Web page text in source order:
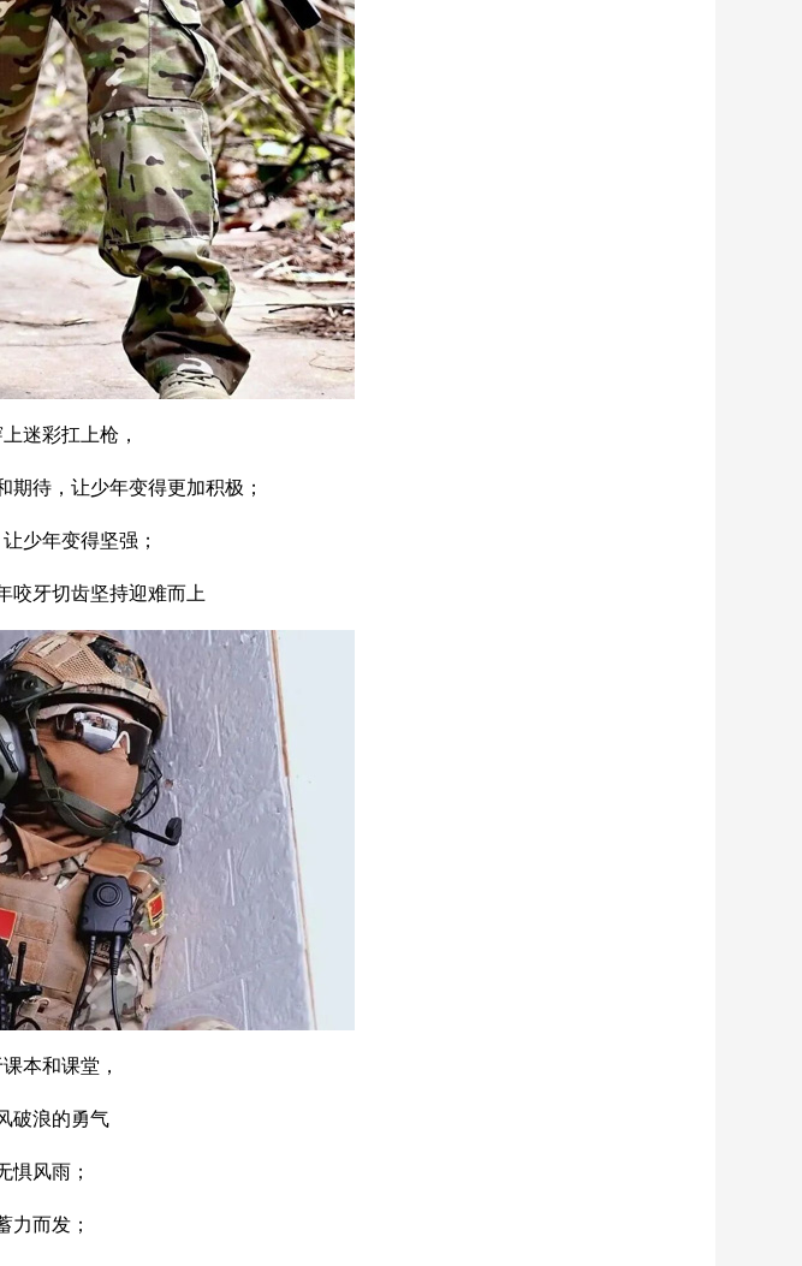
迷彩扛上枪，
期待，让少年变得更加积极；
少年变得坚强；
咬牙切齿坚持迎难而上
本和课堂，
破浪的勇气
惧风雨；
力而发；